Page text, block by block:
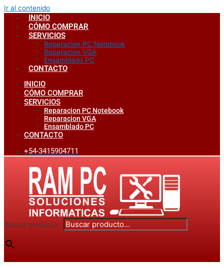
Ir al contenido
INICIO
CÓMO COMPRAR
SERVICIOS
Reparacion PC Notebook
Reparacion VGA
Ensamblado PC
CONTACTO
INICIO
CÓMO COMPRAR
SERVICIOS
Reparacion PC Notebook
Reparacion VGA
Ensamblado PC
CONTACTO
+54-3415904711
Buscar producto...
×